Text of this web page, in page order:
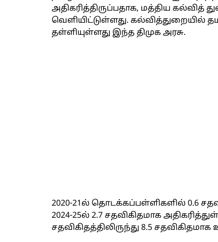
அதிகரித்திருப்பதாக, மத்திய கல்வித்
வெளியிட்டுள்ளது. கல்வித்துறையில்
தள்ளியுள்ளது இந்த திமுக அரசு.
2020-21ல் தொடக்கப்பள்ளிகளில் 0.6
2024-25ல் 2.7 சதவிகிதமாக
சதவிகிதத்திலிருந்து 8.5